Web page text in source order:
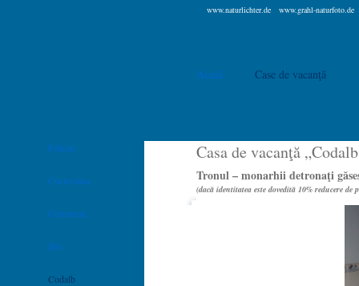
www.naturlichter.de www.grahl-naturfoto.de
Acasă Case de vacanţă
Pelican
Cucuveaua
Cormoran
Ibis
Codalb
Casa de vacanţă
Tronul – monarhii detronaţi
(dacă identitatea este dovedită 10% reducere